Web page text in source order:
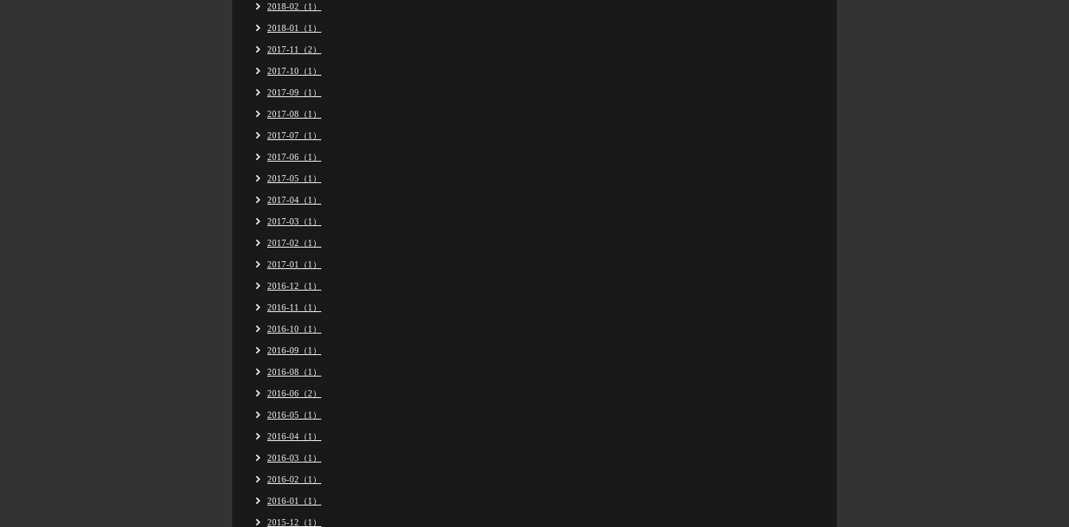
2018-02（1）
2018-01（1）
2017-11（2）
2017-10（1）
2017-09（1）
2017-08（1）
2017-07（1）
2017-06（1）
2017-05（1）
2017-04（1）
2017-03（1）
2017-02（1）
2017-01（1）
2016-12（1）
2016-11（1）
2016-10（1）
2016-09（1）
2016-08（1）
2016-06（2）
2016-05（1）
2016-04（1）
2016-03（1）
2016-02（1）
2016-01（1）
2015-12（1）